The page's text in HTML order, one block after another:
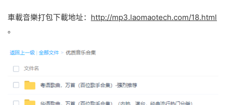
車載音樂打包下載地址： http://mp3.laomaotech.com/18.html
。